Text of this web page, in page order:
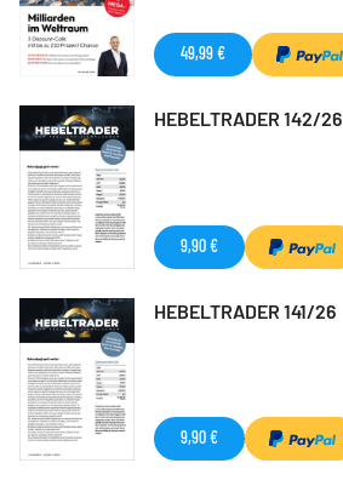
49,99 €
HEBELTRADER 142/26
9,90 €
HEBELTRADER 141/26
9,90 €